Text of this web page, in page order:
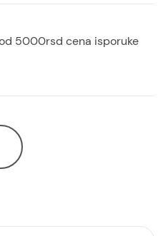
5000rsd cena isporuke